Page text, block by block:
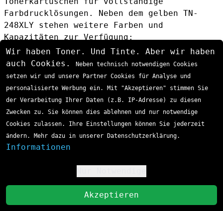
Farbdrucklösungen. Neben dem gelben TN-
248XLY stehen weitere Farben und
Kapazitäten zur Verfügung:
Standard-Kapazität Toner
Brother TN-248BK Toner schwarz(1.000
Seiten)
Brother TN-248C Toner cyan(1.000 Seiten)
Brother TN-248M Toner magenta(1.000
Seiten)
Brother TN-248Y Toner gelb (1.000 Seiten)
High-Capacity XL Toner
Brother TN-248XLBK Toner schwarz
Brother TN-248XLC Toner cyan(2.300 Seiten)
Brother TN-248XLM Toner magenta
MultiPack Optionen
Wir haben Toner. Und Tinte. Aber wir haben
auch Cookies.
Neben technisch notwendigen Cookies
setzen wir und unsere Partner Cookies für Analyse und
personalisierte Werbung ein. Mit "Akzeptieren" stimmen Sie
der Verarbeitung Ihrer Daten (z.B. IP-Adresse) zu diesen
Zwecken zu. Sie können dies ablehnen und nur notwendige
Cookies zulassen. Ihre Einstellungen können Sie jederzeit
ändern. Mehr dazu in unserer Datenschutzerklärung.
Informationen
Akzeptieren